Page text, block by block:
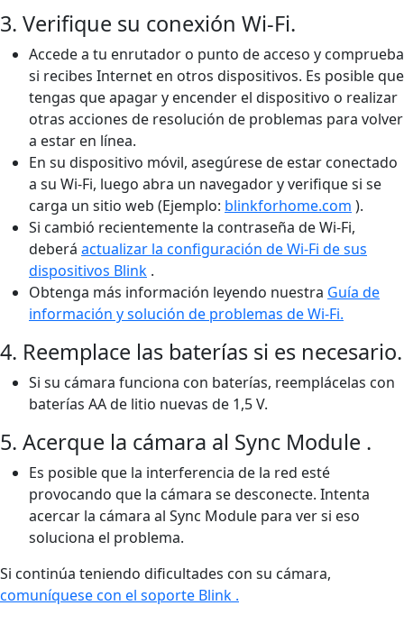
3. Verifique su conexión Wi-Fi.
Accede a tu enrutador o punto de acceso y comprueba
si recibes Internet en otros dispositivos. Es posible que
tengas que apagar y encender el dispositivo o realizar
otras acciones de resolución de problemas para volver
a estar en línea.
En su dispositivo móvil, asegúrese de estar conectado
a su Wi-Fi, luego abra un navegador y verifique si se
carga un sitio web (Ejemplo: blinkforhome.com ).
Si cambió recientemente la contraseña de Wi-Fi,
deberá actualizar la configuración de Wi-Fi de sus
dispositivos Blink .
Obtenga más información leyendo nuestra Guía de
información y solución de problemas de Wi-Fi.
4. Reemplace las baterías si es necesario.
Si su cámara funciona con baterías, reemplácelas con
baterías AA de litio nuevas de 1,5 V.
5. Acerque la cámara al Sync Module .
Es posible que la interferencia de la red esté
provocando que la cámara se desconecte. Intenta
acercar la cámara al Sync Module para ver si eso
soluciona el problema.
Si continúa teniendo dificultades con su cámara,
comuníquese con el soporte Blink .